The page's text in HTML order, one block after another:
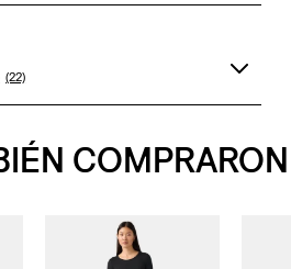
(22)
COMPRARON